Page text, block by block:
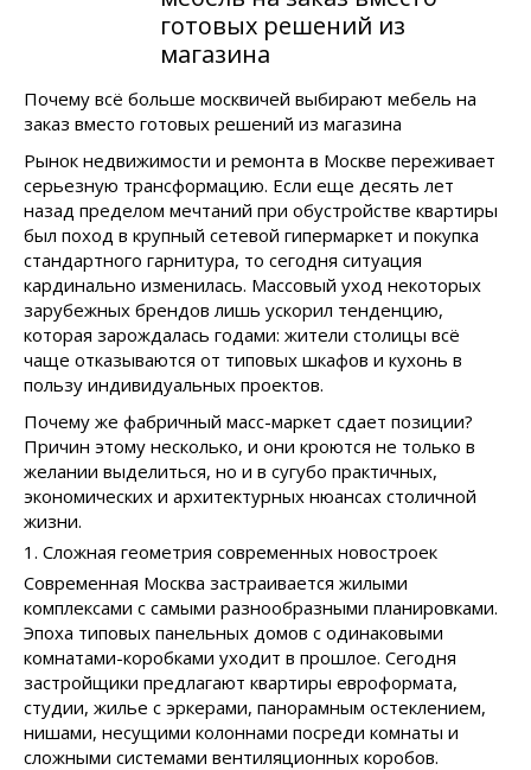
готовых решений из
магазина
Почему всё больше москвичей выбирают мебель на
заказ вместо готовых решений из магазина
Рынок недвижимости и ремонта в Москве переживает
серьезную трансформацию. Если еще десять лет
назад пределом мечтаний при обустройстве квартиры
был поход в крупный сетевой гипермаркет и покупка
стандартного гарнитура, то сегодня ситуация
кардинально изменилась. Массовый уход некоторых
зарубежных брендов лишь ускорил тенденцию,
которая зарождалась годами: жители столицы всё
чаще отказываются от типовых шкафов и кухонь в
пользу индивидуальных проектов.
Почему же фабричный масс-маркет сдает позиции?
Причин этому несколько, и они кроются не только в
желании выделиться, но и в сугубо практичных,
экономических и архитектурных нюансах столичной
жизни.
1. Сложная геометрия современных новостроек
Современная Москва застраивается жилыми
комплексами с самыми разнообразными планировками.
Эпоха типовых панельных домов с одинаковыми
комнатами-коробками уходит в прошлое. Сегодня
застройщики предлагают квартиры евроформата,
студии, жилье с эркерами, панорамным остеклением,
нишами, несущими колоннами посреди комнаты и
сложными системами вентиляционных коробов.